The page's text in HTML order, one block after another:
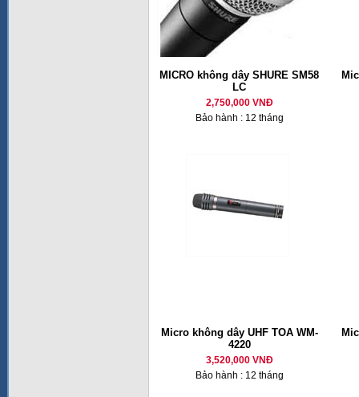
MICRO không dây SHURE SM58
LC
2,750,000 VNĐ
Bảo hành : 12 tháng
Micro không dây UHF TOA WM-
4220
3,520,000 VNĐ
Bảo hành : 12 tháng